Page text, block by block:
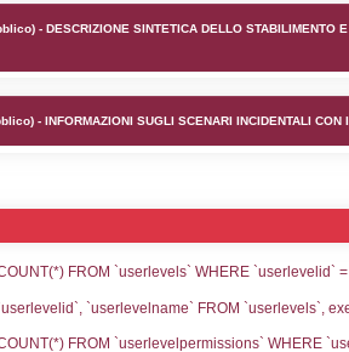
SEZIONE D (pubblico) -
SEZIONE F (pubblico) -